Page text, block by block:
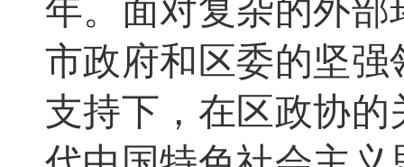
年。面对复杂的外
市政府和区委的坚
支持下，在区政协